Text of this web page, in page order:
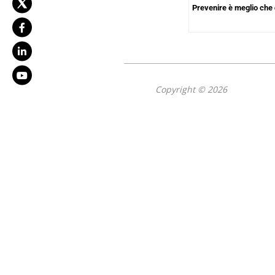
Prevenire è meglio che
Copyright © 2026